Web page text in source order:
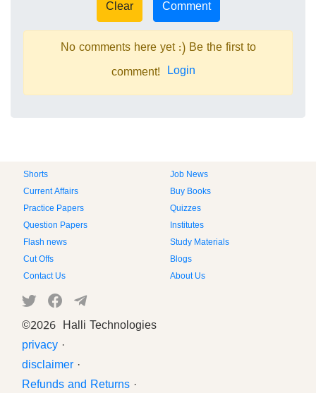
No comments here yet :) Be the first to
comment! Login
Shorts
Job News
Current Affairs
Buy Books
Practice Papers
Quizzes
Question Papers
Institutes
Flash news
Study Materials
Cut Offs
Blogs
Contact Us
About Us
©2026 Halli Technologies
privacy ·
disclaimer ·
Refunds and Returns ·